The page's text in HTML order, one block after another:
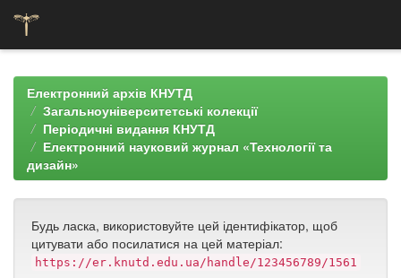
navigationЕлектронний архів КНУТД
Загальноуніверситетські колекції
Періодичні видання КНУТД
Електронний науковий журнал «Технології та
дизайн»
Будь ласка, використовуйте цей ідентифікатор, щоб
цитувати або посилатися на цей матеріал:
https://er.knutd.edu.ua/handle/123456789/1561